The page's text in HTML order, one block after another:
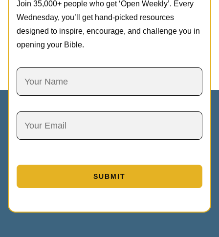
Join 35,000+ people who get ‘Open Weekly’. Every
Wednesday, you’ll get hand-picked resources
designed to inspire, encourage, and challenge you in
opening your Bible.